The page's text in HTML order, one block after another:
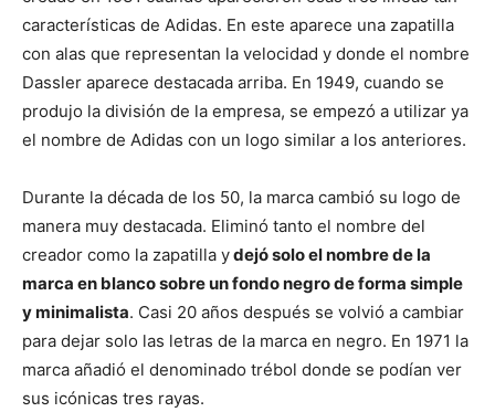
características de Adidas. En este aparece una zapatilla
con alas que representan la velocidad y donde el nombre
Dassler aparece destacada arriba. En 1949, cuando se
produjo la división de la empresa, se empezó a utilizar ya
el nombre de Adidas con un logo similar a los anteriores.
Durante la década de los 50, la marca cambió su logo de
manera muy destacada. Eliminó tanto el nombre del
creador como la zapatilla ydejó solo el nombre de la
marca en blanco sobre un fondo negro de forma simple
y minimalista. Casi 20 años después se volvió a cambiar
para dejar solo las letras de la marca en negro. En 1971 la
marca añadió el denominado trébol donde se podían ver
sus icónicas tres rayas.